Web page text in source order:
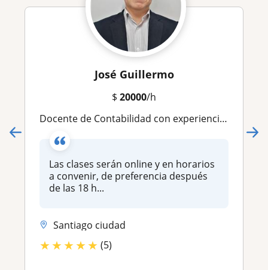
José Guillermo
$ 20000/h
Docente de Contabilidad con experiencia en Universidades, Institutos profesionales y Liceos tecnicos. Contador Auditor, Universidad de Chile. Diplomados en IFRS, Inversiones, Reforma Tributaria. Jefe de Contabilidad.Excel Avanzado
Las clases serán online y en horarios
a convenir, de preferencia después
de las 18 h...
Santiago ciudad
★★★★★ (5)